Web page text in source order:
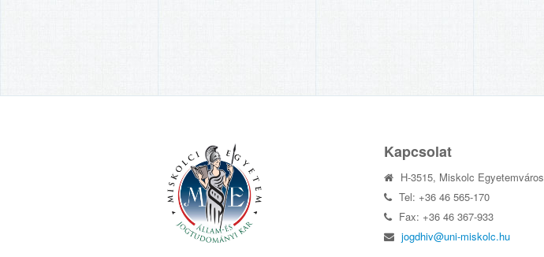
Kapcsolat
H-3515, Miskolc Egyetemváros
Tel: +36 46 565-170
Fax: +36 46 367-933
jogdhiv@uni-miskolc.hu